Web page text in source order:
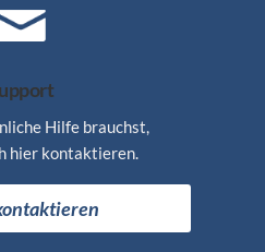
Hilfe brauchst,
hier kontaktieren.